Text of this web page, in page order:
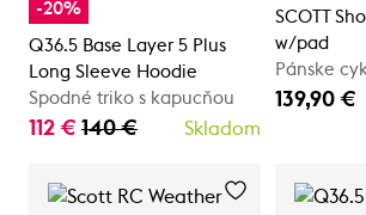
-20%
Q36.5 Base Layer 5 Plus
Long Sleeve Hoodie
Spodné triko s kapucňou
112 € 140 € Skladom
SCOTT
w/pad
Pánske
139,90 €